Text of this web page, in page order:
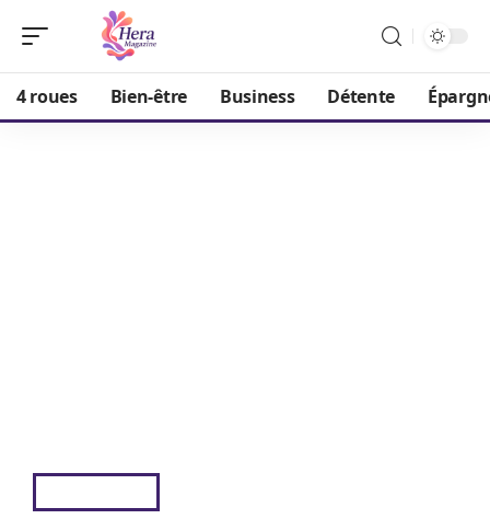
4 roues Bien-être Business Détente